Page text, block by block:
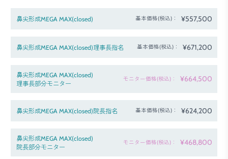
鼻尖形成MEGA MAX(closed) 基本価格(税込)： ¥557,500
鼻尖形成MEGA MAX(closed)理事長指名 基本価格(税込)： ¥671,200
鼻尖形成MEGA MAX(closed)
理事長部分モニター
モニター価格(税込)： ¥664,500
鼻尖形成MEGA MAX(closed)院長指名 基本価格(税込)： ¥624,200
鼻尖形成MEGA MAX(closed)
院長部分モニター
モニター価格(税込)： ¥468,800